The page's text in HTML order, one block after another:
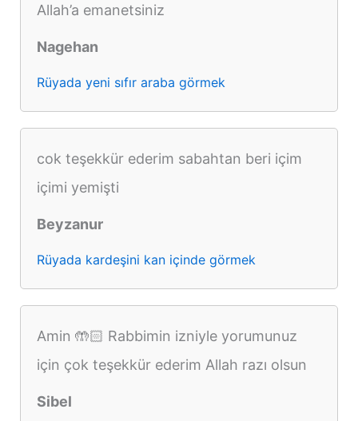
Allah’a emanetsiniz
Nagehan
Rüyada yeni sıfır araba görmek
cok teşekkür ederim sabahtan beri içim
içimi yemişti
Beyzanur
Rüyada kardeşini kan içinde görmek
Amin 🤲🏻 Rabbimin izniyle yorumunuz
için çok teşekkür ederim Allah razı olsun
Sibel